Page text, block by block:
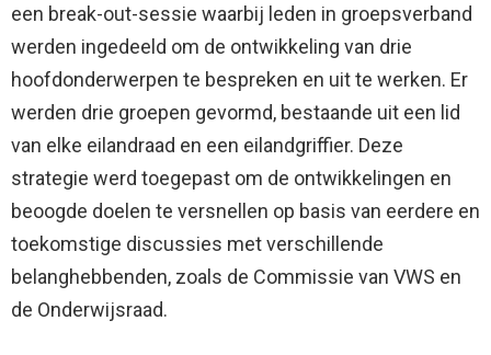
een break-out-sessie waarbij leden in groepsverband
werden ingedeeld om de ontwikkeling van drie
hoofdonderwerpen te bespreken en uit te werken. Er
werden drie groepen gevormd, bestaande uit een lid
van elke eilandraad en een eilandgriffier. Deze
strategie werd toegepast om de ontwikkelingen en
beoogde doelen te versnellen op basis van eerdere en
toekomstige discussies met verschillende
belanghebbenden, zoals de Commissie van VWS en
de Onderwijsraad.